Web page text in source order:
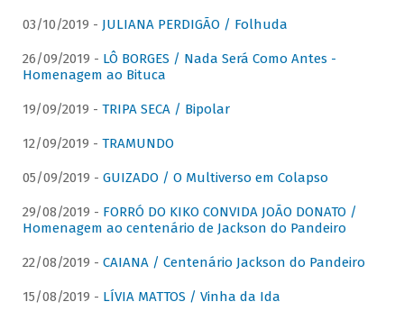
03/10/2019 - JULIANA PERDIGÃO / Folhuda
26/09/2019 - LÔ BORGES / Nada Será Como Antes -
Homenagem ao Bituca
19/09/2019 - TRIPA SECA / Bipolar
12/09/2019 - TRAMUNDO
05/09/2019 - GUIZADO / O Multiverso em Colapso
29/08/2019 - FORRÓ DO KIKO CONVIDA JOÃO DONATO /
Homenagem ao centenário de Jackson do Pandeiro
22/08/2019 - CAIANA / Centenário Jackson do Pandeiro
15/08/2019 - LÍVIA MATTOS / Vinha da Ida